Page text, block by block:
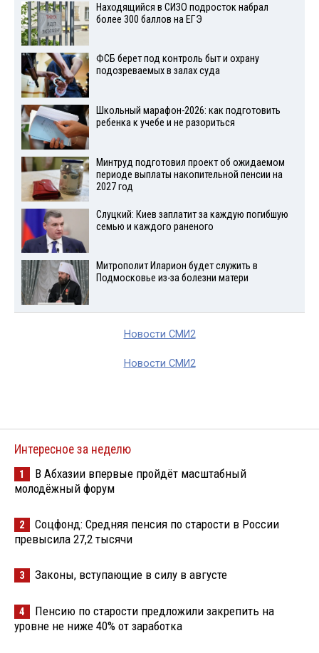
Находящийся в СИЗО подросток набрал
более 300 баллов на ЕГЭ
ФСБ берет под контроль быт и охрану
подозреваемых в залах суда
Школьный марафон-2026: как подготовить
ребенка к учебе и не разориться
Минтруд подготовил проект об ожидаемом
периоде выплаты накопительной пенсии на
2027 год
Слуцкий: Киев заплатит за каждую погибшую
семью и каждого раненого
Митрополит Иларион будет служить в
Подмосковье из-за болезни матери
Новости СМИ2
Новости СМИ2
Интересное за неделю
1
В Абхазии впервые пройдёт масштабный
молодёжный форум
2
Соцфонд: Средняя пенсия по старости в России
превысила 27,2 тысячи
3 Законы, вступающие в силу в августе
4
Пенсию по старости предложили закрепить на
уровне не ниже 40% от заработка